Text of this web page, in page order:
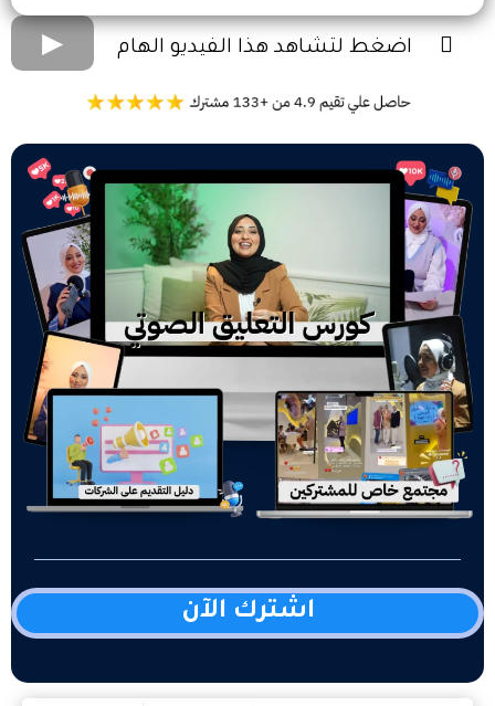
اضغط لتشاهد هذا الفيديو الهام
اشترك الآن